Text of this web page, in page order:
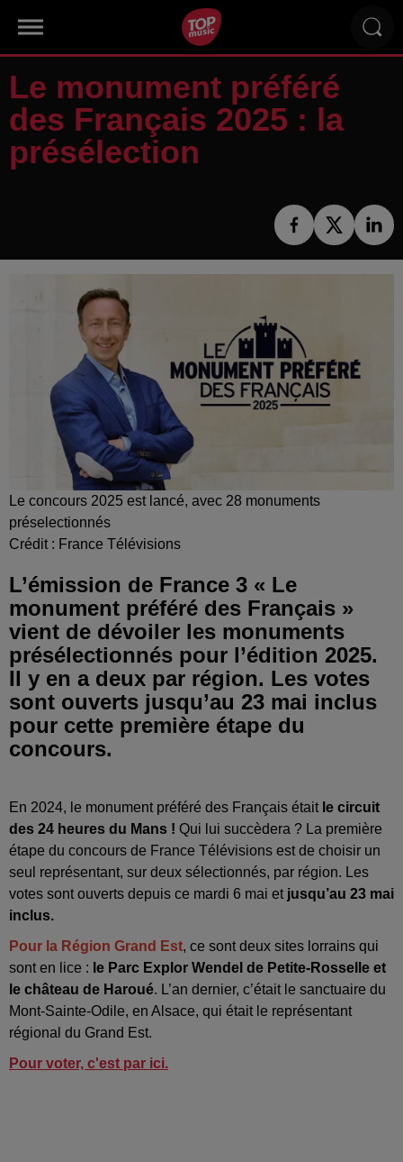
Le monument préféré
des Français 2025 : la
présélection
Le concours 2025 est lancé, avec 28 monuments
préselectionnés
Crédit : France Télévisions
L’émission de France 3 « Le
monument préféré des Français »
vient de dévoiler les monuments
présélectionnés pour l’édition 2025.
Il y en a deux par région. Les votes
sont ouverts jusqu’au 23 mai inclus
pour cette première étape du
concours.
En 2024, le monument préféré des Français était le circuit
des 24 heures du Mans ! Qui lui succèdera ? La première
étape du concours de France Télévisions est de choisir un
seul représentant, sur deux sélectionnés, par région. Les
votes sont ouverts depuis ce mardi 6 mai et jusqu’au 23 mai
inclus.
Pour la Région Grand Est, ce sont deux sites lorrains qui
sont en lice : le Parc Explor Wendel de Petite-Rosselle et
le château de Haroué. L’an dernier, c’était le sanctuaire du
Mont-Sainte-Odile, en Alsace, qui était le représentant
régional du Grand Est.
Pour voter, c'est par ici.